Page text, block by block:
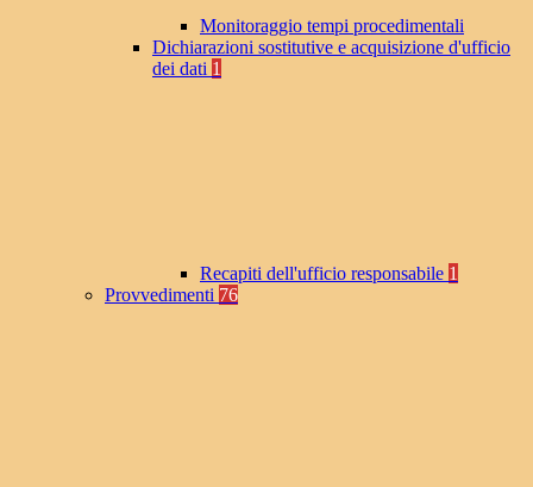
Monitoraggio tempi procedimentali
Dichiarazioni sostitutive e acquisizione d'ufficio
dei dati 1
Recapiti dell'ufficio responsabile 1
Provvedimenti 76